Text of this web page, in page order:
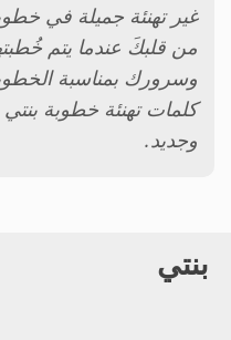
غير تهنئة جميلة في
من قلبكَ عندما يتم
وسرورك بمناسبة
كلمات تهنئة خطوبة
وجديد.
بنتي